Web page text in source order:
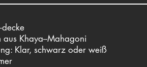
decke
Khaya--Mahagoni
Klar, schwarz oder weiß